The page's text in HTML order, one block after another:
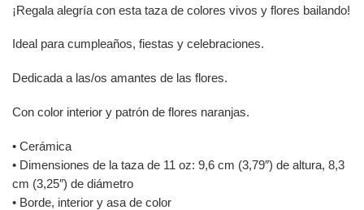
¡Regala alegría con esta taza de colores vivos y flores bailando!
Ideal para cumpleaños, fiestas y celebraciones.
Dedicada a las/os amantes de las flores.
Con color interior y patrón de flores naranjas.
• Cerámica
• Dimensiones de la taza de 11 oz: 9,6 cm (3,79″) de altura, 8,3
cm (3,25″) de diámetro
• Borde, interior y asa de color